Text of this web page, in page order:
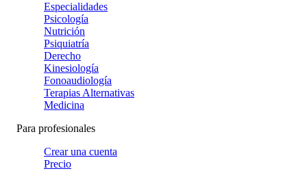
Especialidades
Psicología
Nutrición
Psiquiatría
Derecho
Kinesiología
Fonoaudiología
Terapias Alternativas
Medicina
Para profesionales
Crear una cuenta
Precio